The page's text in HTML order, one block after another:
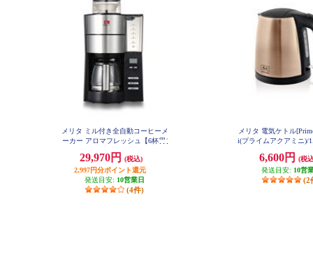
メリタ ミル付き全自動コーヒーメ
ーカー アロマフレッシュ【6杯用/
定】 AFG622-1B
29,970円
(税込)
2,997円分ポイント還元
発送目安: 10営業日
(4件)
メリタ 電気ケトル
i(プライムアクアミニ)/
6,600円
(税
発送目安: 10営
(2